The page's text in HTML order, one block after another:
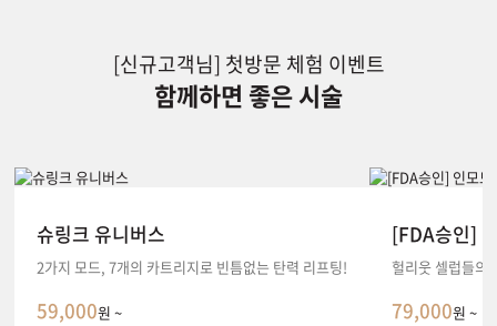
[신규고객님] 첫방문 체험 이벤트
함께하면 좋은 시술
슈링크 유니버스
2가지 모드, 7개의 카트리지로 빈틈없는 탄력 리프팅!
59,000원 ~
[FDA승인]
헐리웃 셀럽들의
79,000원 ~